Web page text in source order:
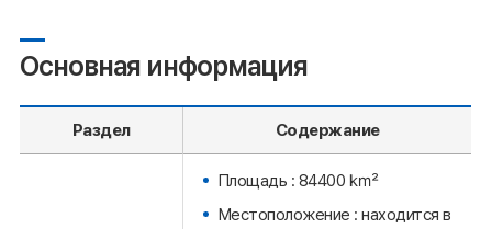
Основная информация
Раздел Содержание
Площадь : 84400 ㎢
Местоположение : находится в